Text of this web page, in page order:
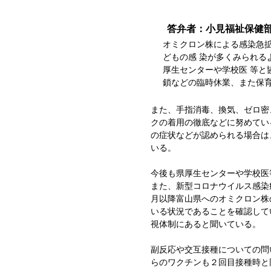
答弁者：小見福祉保健
オミクロン株による感染急
どもの感 染が多くみられ
厚生センターや学校医 等と
鎖などの臨時休業、また保
また、手指消毒、換気、ゼロ
クの着用の徹底などに努めて
の症状などが認められる場合
いる。
今後も県厚生センターや学校
また、新型コロナウイルス感
月以降富山県へのオミクロン
いる状況であることを確認し
視体制にあると聞いている。
副反応や交互接種についての
らのワクチンも２回目接種時